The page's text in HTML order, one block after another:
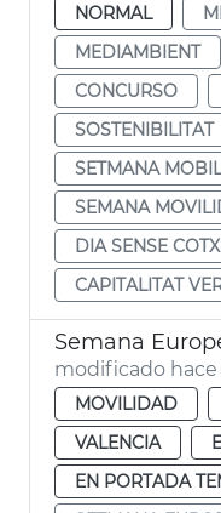
NORMAL
MEDIAMBIENT
CONCURSO
SOSTENIBILITAT
SETMANA
SEMANA
DIA SENSE
CAPITALITAT
Semana
modificado hace
MOVILIDAD
VALENCIA
EN PORTADA